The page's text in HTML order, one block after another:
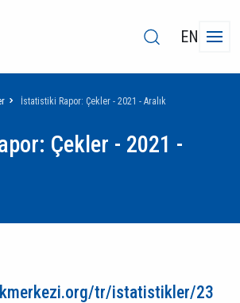
EN
İstatistiki Rapor: Çekler - 2021 - Aralık
Çekler - 2021 -
tr/istatistikler/23